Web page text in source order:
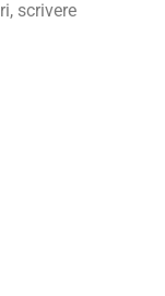
scrivere